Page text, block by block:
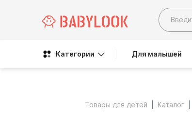
Категории Для малышей
Товары для детей Каталог